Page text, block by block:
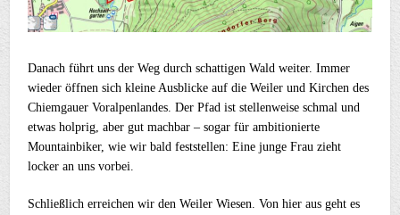
Danach führt uns der Weg durch schattigen Wald weiter. Immer
wieder öffnen sich kleine Ausblicke auf die Weiler und Kirchen des
Chiemgauer Voralpenlandes. Der Pfad ist stellenweise schmal und
etwas holprig, aber gut machbar – sogar für ambitionierte
Mountainbiker, wie wir bald feststellen: Eine junge Frau zieht
locker an uns vorbei.
Schließlich erreichen wir den Weiler Wiesen. Von hier aus geht es